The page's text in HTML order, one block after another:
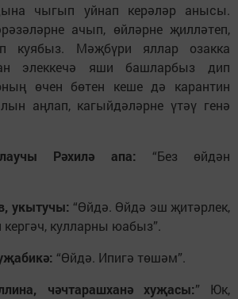
чыгып уйнап керәләр анысы.
ачып, өйләрне җилләтеп,
куябыз. Мәҗбүри яллар озакка
элеккечә яши башларбыз дип
өчен бөтен кеше дә карантин
аңлап, кагыйдәләрне үтәү генә
Рәхилә апа: “Без өйдән
укытучы: “Өйдә. Өйдә эш җитәрлек,
кулларны юабыз”.
“Өйдә. Ипигә төшәм”.
чәчтарашханә хуҗасы:” Юк,